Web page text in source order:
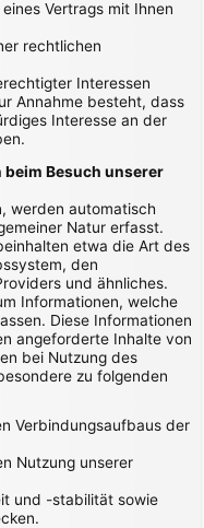
Vertrags mit Ihnen
rechtlichen
Interessen
Annahme besteht, dass
Interesse an der
Besuch unserer
werden automatisch
Natur erfasst.
etwa die Art des
den
und ähnliches.
Informationen, welche
Diese Informationen
angeforderte Inhalte von
bei Nutzung des
zu folgenden
Verbindungsaufbaus der
Nutzung unserer
und -stabilität sowie